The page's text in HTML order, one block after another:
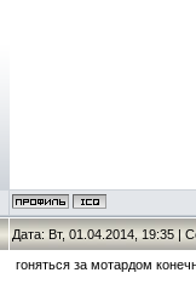
Дата: Вт, 01.04.2014, 19:35 |
гоняться за мотардом